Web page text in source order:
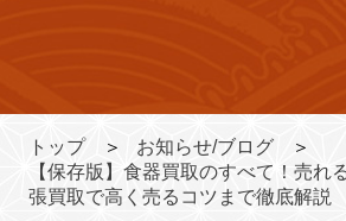
トップ
お知らせ/ブログ
【保存版】食器買取のすべて！売れ
張買取で高く売るコツまで徹底解説